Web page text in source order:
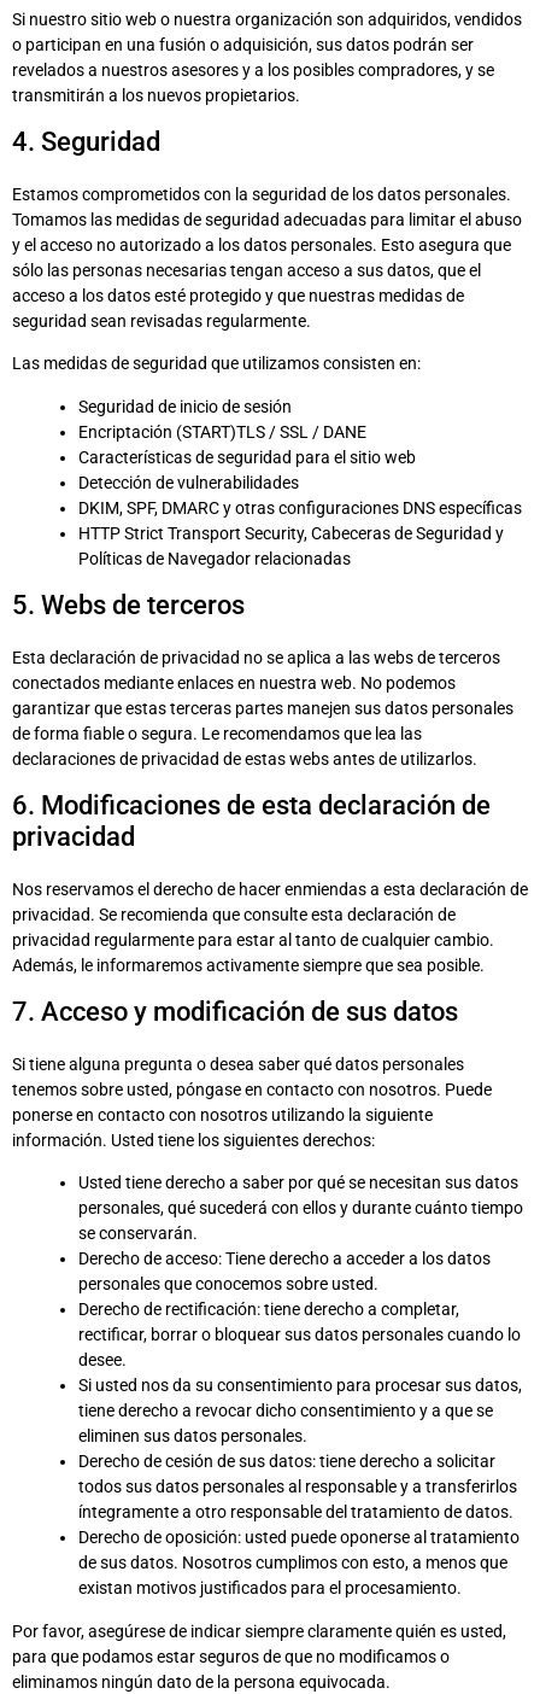
Si nuestro sitio web o nuestra organización son adquiridos, vendidos
o participan en una fusión o adquisición, sus datos podrán ser
revelados a nuestros asesores y a los posibles compradores, y se
transmitirán a los nuevos propietarios.
4. Seguridad
Estamos comprometidos con la seguridad de los datos personales.
Tomamos las medidas de seguridad adecuadas para limitar el abuso
y el acceso no autorizado a los datos personales. Esto asegura que
sólo las personas necesarias tengan acceso a sus datos, que el
acceso a los datos esté protegido y que nuestras medidas de
seguridad sean revisadas regularmente.
Las medidas de seguridad que utilizamos consisten en:
Seguridad de inicio de sesión
Encriptación (START)TLS / SSL / DANE
Características de seguridad para el sitio web
Detección de vulnerabilidades
DKIM, SPF, DMARC y otras configuraciones DNS específicas
HTTP Strict Transport Security, Cabeceras de Seguridad y
Políticas de Navegador relacionadas
5. Webs de terceros
Esta declaración de privacidad no se aplica a las webs de terceros
conectados mediante enlaces en nuestra web. No podemos
garantizar que estas terceras partes manejen sus datos personales
de forma fiable o segura. Le recomendamos que lea las
declaraciones de privacidad de estas webs antes de utilizarlos.
6. Modificaciones de esta declaración de
privacidad
Nos reservamos el derecho de hacer enmiendas a esta declaración de
privacidad. Se recomienda que consulte esta declaración de
privacidad regularmente para estar al tanto de cualquier cambio.
Además, le informaremos activamente siempre que sea posible.
7. Acceso y modificación de sus datos
Si tiene alguna pregunta o desea saber qué datos personales
tenemos sobre usted, póngase en contacto con nosotros. Puede
ponerse en contacto con nosotros utilizando la siguiente
información. Usted tiene los siguientes derechos:
Usted tiene derecho a saber por qué se necesitan sus datos
personales, qué sucederá con ellos y durante cuánto tiempo
se conservarán.
Derecho de acceso: Tiene derecho a acceder a los datos
personales que conocemos sobre usted.
Derecho de rectificación: tiene derecho a completar,
rectificar, borrar o bloquear sus datos personales cuando lo
desee.
Si usted nos da su consentimiento para procesar sus datos,
tiene derecho a revocar dicho consentimiento y a que se
eliminen sus datos personales.
Derecho de cesión de sus datos: tiene derecho a solicitar
todos sus datos personales al responsable y a transferirlos
íntegramente a otro responsable del tratamiento de datos.
Derecho de oposición: usted puede oponerse al tratamiento
de sus datos. Nosotros cumplimos con esto, a menos que
existan motivos justificados para el procesamiento.
Por favor, asegúrese de indicar siempre claramente quién es usted,
para que podamos estar seguros de que no modificamos o
eliminamos ningún dato de la persona equivocada.